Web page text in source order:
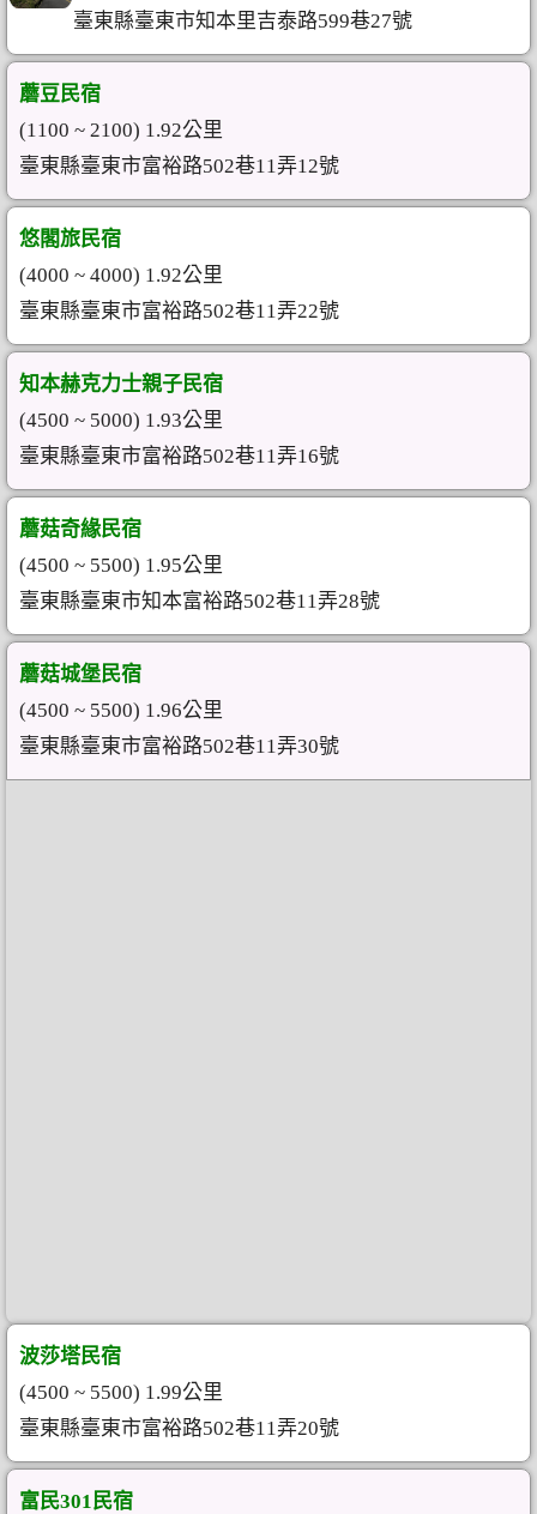
臺東縣臺東市知本里吉泰路599巷27號
蘑豆民宿
(1100 ~ 2100) 1.92公里
臺東縣臺東市富裕路502巷11弄12號
悠閣旅民宿
(4000 ~ 4000) 1.92公里
臺東縣臺東市富裕路502巷11弄22號
知本赫克力士親子民宿
(4500 ~ 5000) 1.93公里
臺東縣臺東市富裕路502巷11弄16號
蘑菇奇緣民宿
(4500 ~ 5500) 1.95公里
臺東縣臺東市知本富裕路502巷11弄28號
蘑菇城堡民宿
(4500 ~ 5500) 1.96公里
臺東縣臺東市富裕路502巷11弄30號
波莎塔民宿
(4500 ~ 5500) 1.99公里
臺東縣臺東市富裕路502巷11弄20號
富民301民宿